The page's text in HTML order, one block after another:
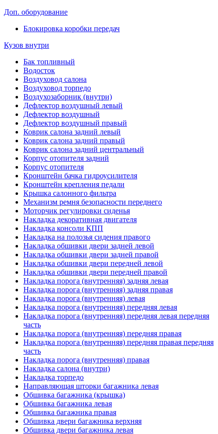
Доп. оборудование
Блокировка коробки передач
Кузов внутри
Бак топливный
Водосток
Воздуховод салона
Воздуховод торпедо
Воздухозаборник (внутри)
Дефлектор воздушный левый
Дефлектор воздушный
Дефлектор воздушный правый
Коврик салона задний левый
Коврик салона задний правый
Коврик салона задний центральный
Корпус отопителя задний
Корпус отопителя
Кронштейн бачка гидроусилителя
Кронштейн крепления педали
Крышка салонного фильтра
Механизм ремня безопасности переднего
Моторчик регулировки сиденья
Накладка декоративная двигателя
Накладка консоли КПП
Накладка на полозья сидения правого
Накладка обшивки двери задней левой
Накладка обшивки двери задней правой
Накладка обшивки двери передней левой
Накладка обшивки двери передней правой
Накладка порога (внутренняя) задняя левая
Накладка порога (внутренняя) задняя правая
Накладка порога (внутренняя) левая
Накладка порога (внутренняя) передняя левая
Накладка порога (внутренняя) передняя левая передняя
часть
Накладка порога (внутренняя) передняя правая
Накладка порога (внутренняя) передняя правая передняя
часть
Накладка порога (внутренняя) правая
Накладка салона (внутри)
Накладка торпедо
Направляющая шторки багажника левая
Обшивка багажника (крышка)
Обшивка багажника левая
Обшивка багажника правая
Обшивка двери багажника верхняя
Обшивка двери багажника левая